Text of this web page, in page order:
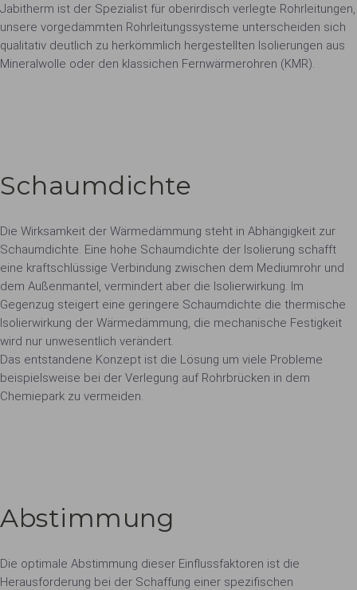
Jabitherm ist der Spezialist für oberirdisch verlegte Rohrleitungen,
unsere vorgedämmten Rohrleitungssysteme unterscheiden sich
qualitativ deutlich zu herkömmlich hergestellten Isolierungen aus
Mineralwolle oder den klassichen Fernwärmerohren (KMR).
Schaumdichte
Die Wirksamkeit der Wärmedämmung steht in Abhängigkeit zur
Schaumdichte. Eine hohe Schaumdichte der Isolierung schafft
eine kraftschlüssige Verbindung zwischen dem Mediumrohr und
dem Außenmantel, vermindert aber die Isolierwirkung. Im
Gegenzug steigert eine geringere Schaumdichte die thermische
Isolierwirkung der Wärmedämmung, die mechanische Festigkeit
wird nur unwesentlich verändert.
Das entstandene Konzept ist die Lösung um viele Probleme
beispielsweise bei der Verlegung auf Rohrbrücken in dem
Chemiepark zu vermeiden.
Abstimmung
Die optimale Abstimmung dieser Einflussfaktoren ist die
Herausforderung bei der Schaffung einer spezifischen